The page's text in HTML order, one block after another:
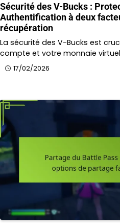
Sécurité des V-Bucks :
Authentification à deux
récupération
La sécurité des V-Bucks est
compte et votre monnaie
17/02/2026